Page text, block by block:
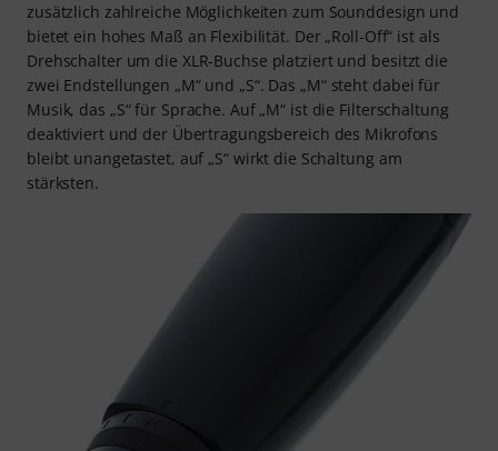
zusätzlich zahlreiche Möglichkeiten zum Sounddesign und
bietet ein hohes Maß an Flexibilität. Der „Roll-Off“ ist als
Drehschalter um die XLR-Buchse platziert und besitzt die
zwei Endstellungen „M“ und „S“. Das „M“ steht dabei für
Musik, das „S“ für Sprache. Auf „M“ ist die Filterschaltung
deaktiviert und der Übertragungsbereich des Mikrofons
bleibt unangetastet, auf „S“ wirkt die Schaltung am
stärksten.